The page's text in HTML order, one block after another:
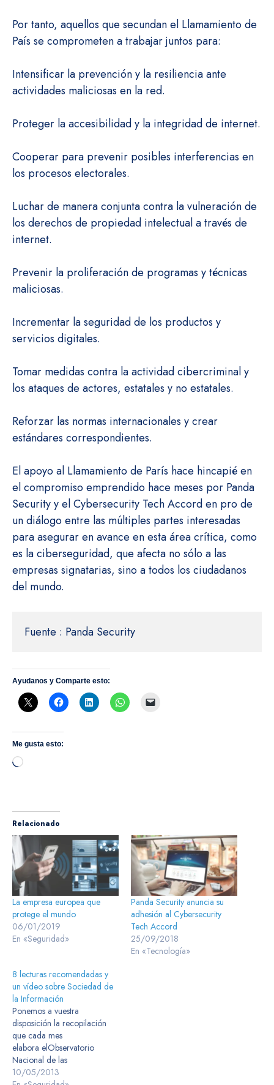
Por tanto, aquellos que secundan el Llamamiento de
País se comprometen a trabajar juntos para:
Intensificar la prevención y la resiliencia ante
actividades maliciosas en la red.
Proteger la accesibilidad y la integridad de internet.
Cooperar para prevenir posibles interferencias en
los procesos electorales.
Luchar de manera conjunta contra la vulneración de
los derechos de propiedad intelectual a través de
internet.
Prevenir la proliferación de programas y técnicas
maliciosas.
Incrementar la seguridad de los productos y
servicios digitales.
Tomar medidas contra la actividad cibercriminal y
los ataques de actores, estatales y no estatales.
Reforzar las normas internacionales y crear
estándares correspondientes.
El apoyo al Llamamiento de París hace hincapié en
el compromiso emprendido hace meses por Panda
Security y el Cybersecurity Tech Accord en pro de
un diálogo entre las múltiples partes interesadas
para asegurar en avance en esta área crítica, como
es la ciberseguridad, que afecta no sólo a las
empresas signatarias, sino a todos los ciudadanos
del mundo.
Fuente : Panda Security
Ayudanos y Comparte esto:
Me gusta esto:
Cargando...
Relacionado
La empresa europea que
protege el mundo
06/01/2019
En «Seguridad»
Panda Security anuncia su
adhesión al Cybersecurity
Tech Accord
25/09/2018
En «Tecnología»
8 lecturas recomendadas y
un vídeo sobre Sociedad de
la Información
Ponemos a vuestra
disposición la recopilación
que cada mes
elabora elObservatorio
Nacional de las
Telecomunicaciones y de la
10/05/2013